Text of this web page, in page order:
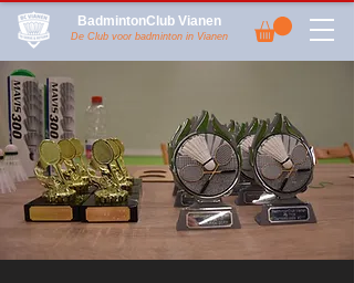
BadmintonClub Vianen
De Club voor badminton in Vianen